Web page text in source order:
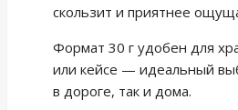
скользит и приятнее
Формат 30 г удобен для
или кейсе — идеальный
в дороге, так и дома.